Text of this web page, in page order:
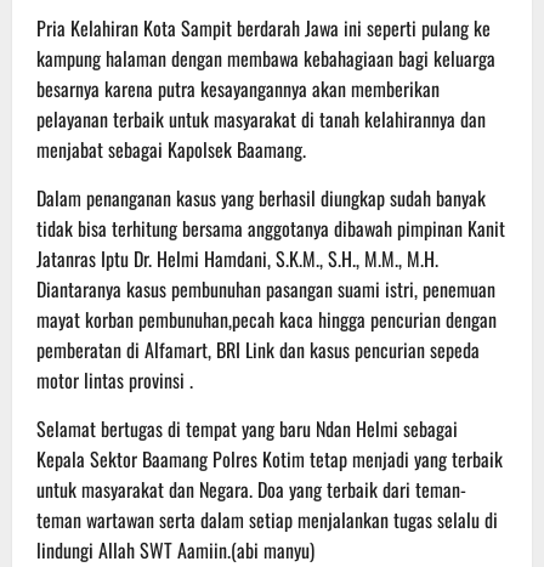
Pria Kelahiran Kota Sampit berdarah Jawa ini seperti pulang ke
kampung halaman dengan membawa kebahagiaan bagi keluarga
besarnya karena putra kesayangannya akan memberikan
pelayanan terbaik untuk masyarakat di tanah kelahirannya dan
menjabat sebagai Kapolsek Baamang.
Dalam penanganan kasus yang berhasil diungkap sudah banyak
tidak bisa terhitung bersama anggotanya dibawah pimpinan Kanit
Jatanras Iptu Dr. Helmi Hamdani, S.K.M., S.H., M.M., M.H.
Diantaranya kasus pembunuhan pasangan suami istri, penemuan
mayat korban pembunuhan,pecah kaca hingga pencurian dengan
pemberatan di Alfamart, BRI Link dan kasus pencurian sepeda
motor lintas provinsi .
Selamat bertugas di tempat yang baru Ndan Helmi sebagai
Kepala Sektor Baamang Polres Kotim tetap menjadi yang terbaik
untuk masyarakat dan Negara. Doa yang terbaik dari teman-
teman wartawan serta dalam setiap menjalankan tugas selalu di
lindungi Allah SWT Aamiin.(abi manyu)